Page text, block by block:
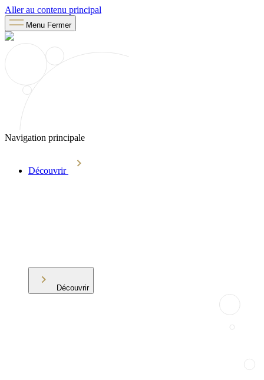
Aller au contenu principal
Menu Fermer
Navigation principale
Découvrir
Découvrir